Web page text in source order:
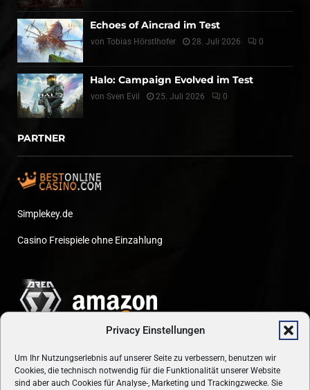
Privacy Einstellungen
Um Ihr Nutzungserlebnis auf unserer Seite zu verbessern, benutzen wir
Cookies, die technisch notwendig für die Funktionalität unserer Website
sind aber auch Cookies für Analyse-, Marketing und Trackingzwecke. Sie
Echoes of Aincrad im Test
von Tobias Hörstlhofer 28. Juli 2026 0
Halo: Campaign Evolved im Test
von Sven Evil 25. Juli 2026 0
PARTNER
Simplekey.de
Casino Freispiele ohne Einzahlung